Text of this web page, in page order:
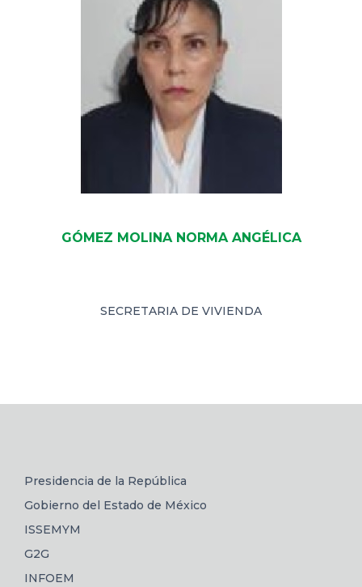
GÓMEZ MOLINA NORMA ANGÉLICA
SECRETARIA DE VIVIENDA
Presidencia de la República
Gobierno del Estado de México
ISSEMYM
G2G
INFOEM